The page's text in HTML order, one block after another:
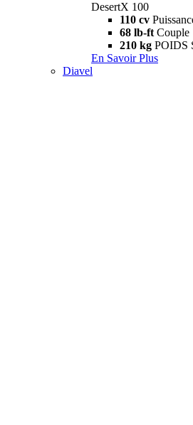
DesertX 100
110 cv
68 lb-ft Couple
210 kg POIDS
En Savoir Plus
Diavel